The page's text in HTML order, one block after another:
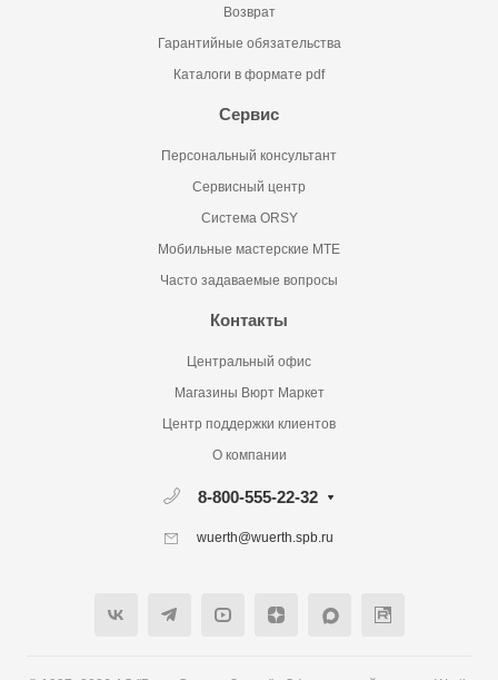
Возврат
Гарантийные обязательства
Каталоги в формате pdf
Сервис
Персональный консультант
Сервисный центр
Система ORSY
Мобильные мастерские MTE
Часто задаваемые вопросы
Контакты
Центральный офис
Магазины Вюрт Маркет
Центр поддержки клиентов
О компании
8-800-555-22-32
wuerth@wuerth.spb.ru